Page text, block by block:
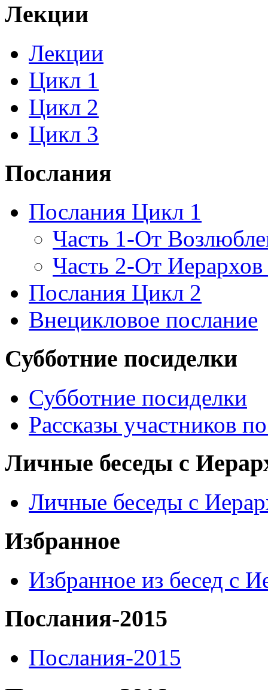
Лекции
Лекции
Цикл 1
Цикл 2
Цикл 3
Послания
Послания Цикл 1
Часть 1-От
Часть 2-От
Послания Цикл 2
Внецикловое послание
Субботние посиделки
Субботние посиделки
Рассказы участников
Личные беседы с
Личные беседы с
Избранное
Избранное из бесед с
Послания-2015
Послания-2015